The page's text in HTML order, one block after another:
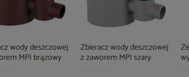
wody deszczowej
MPI brązowy
Zbieracz wody deszczowej
z zaworem MPI szary